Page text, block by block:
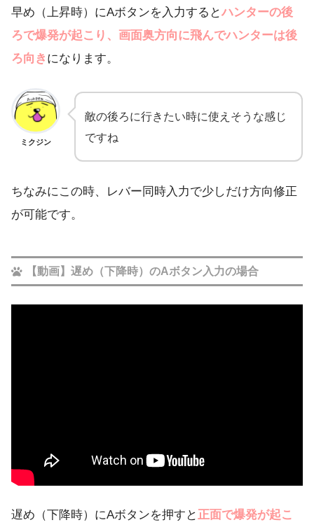
早め（上昇時）にAボタンを入力するとハンターの後
ろで爆発が起こり、画面奥方向に飛んでハンターは後
ろ向き になります。
ミクジン
敵の後ろに行きたい時に使えそうな感じ
ですね
ちなみにこの時、レバー同時入力で少しだけ方向修正
が可能です。
【動画】遅め（下降時）のAボタン入力の場合
遅め（下降時）にAボタンを押すと正面で爆発が起こ